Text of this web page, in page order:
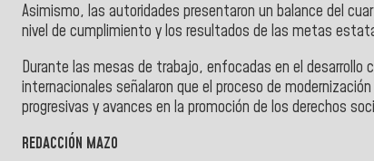
Asimismo, las autoridades presentaron un balance del
nivel de cumplimiento y los resultados de las metas
Durante las mesas de trabajo, enfocadas en el
internacionales señalaron que el proceso de
progresivas y avances en la promoción de los derechos
REDACCIÓN MAZO